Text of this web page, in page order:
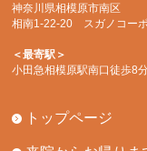
神奈川県相模原市南区
相南1-22-20 スガノコー
＜最寄駅＞
小田急相模原駅南口徒歩8
トップページ